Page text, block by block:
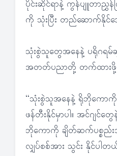
ပိုင်းဆိုင်ရာနဲ့ ကွန်ပျူတာညွှန်
ကို သုံးပြီး တည်ဆောက်နိုင်အ
သုံးစွဲသူတွေအနေနဲ့ ပရိုဂရမ်ဆွဲ
အတတ်ပညာတို့ တက်ထားဖို့
“သုံးစွဲသူအနေနဲ့ ရိုဘိုကော
ဖန်တီးနိုင်မှာပါ။ အင်ဂျ
ဘိုကောကို ချိတ်ဆက်ပစ္စည်း
လျှပ်စစ်အား သွင်း နိုင်ပါ